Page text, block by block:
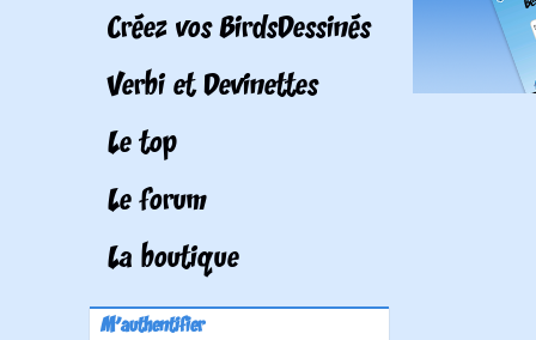
Créez vos BirdsDessinés
Verbi et Devinettes
Le top
Le forum
La boutique
M'authentifier